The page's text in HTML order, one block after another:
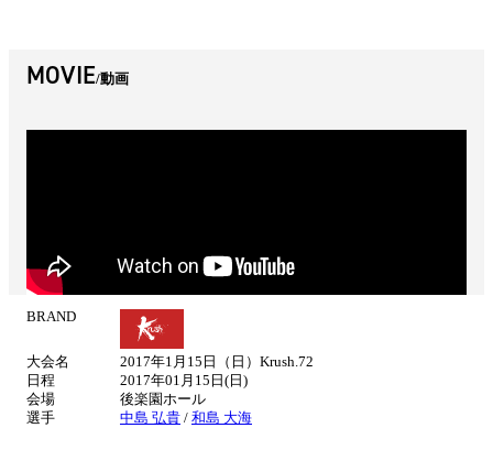
MOVIE 動画
BRAND
大会名
2017年1月15日（日）Krush.72
日程
2017年01月15日(日)
会場
後楽園ホール
選手
中島 弘貴 / 和島 大海